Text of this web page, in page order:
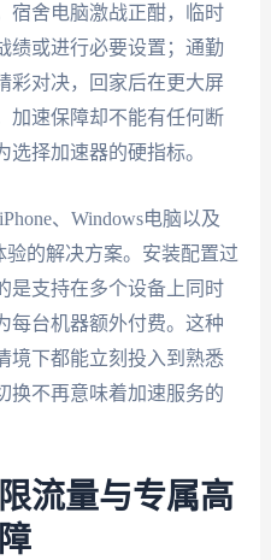
宿舍电脑激战正酣，临时
绩或进行必要设置；通勤
彩对决，回家后在更大屏
加速保障却不能有任何断
择加速器的硬指标。
、Windows电脑以及
的解决方案。安装配置过
是支持在多个设备上同时
每台机器额外付费。这种
境下都能立刻投入到熟悉
换不再意味着加速服务的
流量与专属高